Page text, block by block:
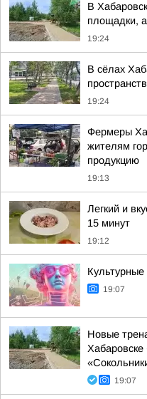
В
площадки,
19:24
В сёлах
19:24
Фермеры
жителям
продукцию
19:13
Легкий и
15 минут
19:12
19:07
Новые
Хабаровске
19:07